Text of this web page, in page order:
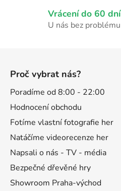
p
i
Vrácení do 60 dní
U nás bez problému
Proč vybrat nás?
Poradíme od 8:00 - 22:00
Hodnocení obchodu
Fotíme vlastní fotografie her
Natáčíme videorecenze her
Napsali o nás - TV - média
Bezpečné dřevěné hry
Showroom Praha-východ